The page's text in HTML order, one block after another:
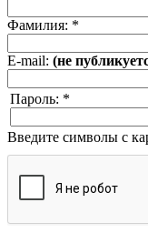
Фамилия: *
E-mail: (не
Пароль: *
Введите символы с